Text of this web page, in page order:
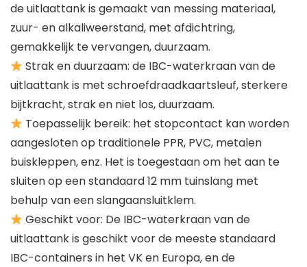
de uitlaattank is gemaakt van messing materiaal,
zuur- en alkaliweerstand, met afdichtring,
gemakkelijk te vervangen, duurzaam.
Strak en duurzaam: de IBC-waterkraan van de
uitlaattank is met schroefdraadkaartsleuf, sterkere
bijtkracht, strak en niet los, duurzaam.
Toepasselijk bereik: het stopcontact kan worden
aangesloten op traditionele PPR, PVC, metalen
buiskleppen, enz. Het is toegestaan ​​om het aan te
sluiten op een standaard 12 mm tuinslang met
behulp van een slangaansluitklem.
Geschikt voor: De IBC-waterkraan van de
uitlaattank is geschikt voor de meeste standaard
IBC-containers in het VK en Europa, en de